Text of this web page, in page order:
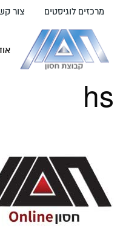
העמוד
מרכזים לוגיסטים צור
hs